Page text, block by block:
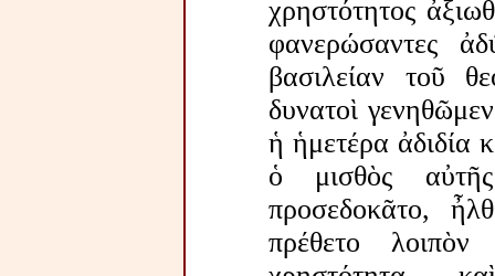
χρηστότητος
φανερώσαντες
βασιλείαν τοῦ
δυνατοὶ
ἡ ἡμετέρα ἀδιδία
ὁ μισθὸς
προσεδοκᾶτο,
πρέθετο